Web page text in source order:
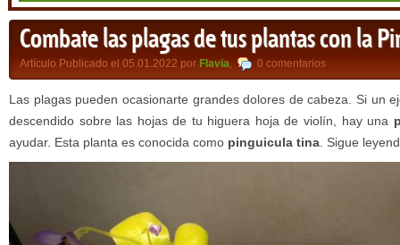
Combate las plagas de tus plantas con la
Artículo Publicado el 05.01.2022 por Flavia, 0 comentarios
Las plagas pueden ocasionarte grandes dolores de cabeza. Si un
descendido sobre las hojas de tu higuera hoja de violín, hay una
ayudar. Esta planta es conocida como pinguicula tina . Sigue